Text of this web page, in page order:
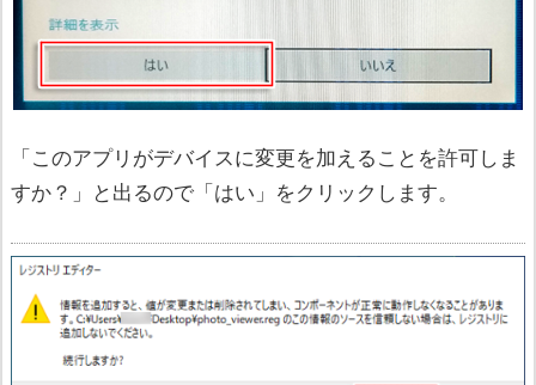
「このアプリがデバイスに変更を加えることを許可しま
すか？」と出るので「はい」をクリックします。